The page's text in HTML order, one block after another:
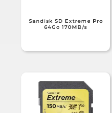
Sandisk SD Extreme Pro
64Go 170MB/s